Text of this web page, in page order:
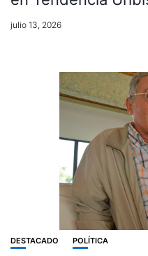
julio 13, 2026
DESTACADO POLÍTICA